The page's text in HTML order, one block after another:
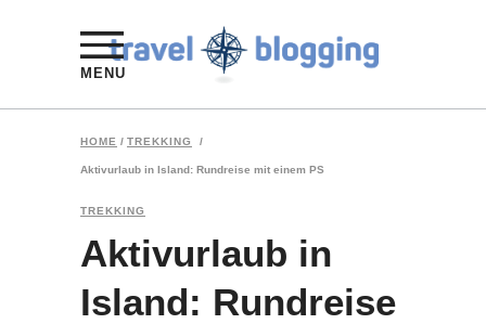
MENU
HOME / TREKKING /
Aktivurlaub in Island: Rundreise mit einem PS
TREKKING
Aktivurlaub in
Island: Rundreise